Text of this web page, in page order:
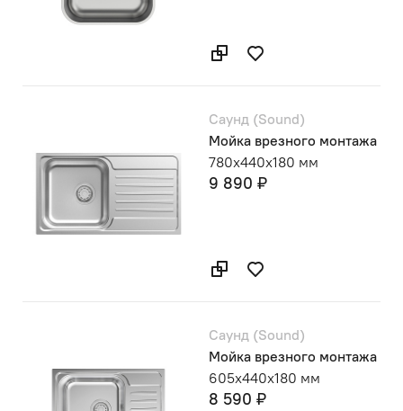
Саунд (Sound)
Мойка врезного монтажа
780х440х180 мм
9 890 ₽
Саунд (Sound)
Мойка врезного монтажа
605х440х180 мм
8 590 ₽